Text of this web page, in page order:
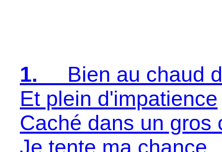
1. Bien au chaud
Et plein d'impatience
Caché dans un gros
Je tente ma chance